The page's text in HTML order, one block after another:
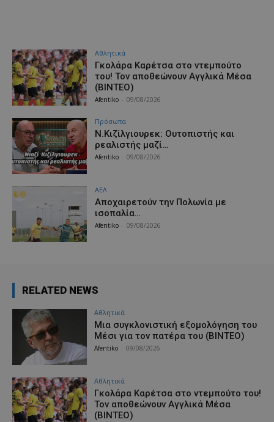
Αθλητικά
Γκολάρα Καρέτσα στο ντεμπούτο
του! Τον αποθεώνουν Αγγλικά Μέσα
(ΒΙΝΤΕΟ)
Afentiko 09/08/2026
Πρόσωπα
Ν.Κιζίλγιουρεκ: Ουτοπιστής και
ρεαλιστής μαζί…
Afentiko 09/08/2026
ΑΕΛ
Aποχαιρετούν την Πολωνία με
ισοπαλία…
Afentiko 09/08/2026
RELATED NEWS
Αθλητικά
Μια συγκλονιστική εξομολόγηση του
Μέσι για τον πατέρα του (ΒΙΝΤΕΟ)
Afentiko 09/08/2026
Αθλητικά
Γκολάρα Καρέτσα στο ντεμπούτο του!
Τον αποθεώνουν Αγγλικά Μέσα
(ΒΙΝΤΕΟ)